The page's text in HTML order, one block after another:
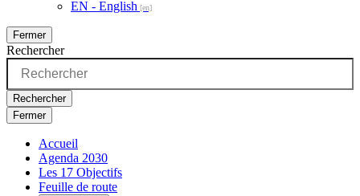
EN - English
Fermer
Rechercher
Rechercher
Fermer
Accueil
Agenda 2030
Les 17 Objectifs
Feuille de route